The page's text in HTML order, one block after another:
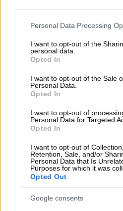
Please note that this website/app
not limited to your visit or usage
grant or deny consent to Google
use your data for below specified
consent section.
Personal Data Processing
I want to opt-out of the
personal data.
Opted In
I want to opt-out of the Sale
Personal Data.
Opted In
I want to opt-out of
Personal Data for Targeted
Opted In
I want to opt-out of
Retention, Sale, and/or
Personal Data that Is
Purposes for which it was
Opted Out
Google consents
ΔΙΑΒΑΣΤΕ ΕΠΙΣΗΣ
Μουσική|28.11.2024 17:27
Καλά τα νέα για τη
αναφέρει νέο
για την υγεία της
Η είδηση του θανάτου
έγινε γνωστή από τον
οποίος μίλησε για τον
ανάρτησή του.
ένας λατρεμένος φίλος, ο